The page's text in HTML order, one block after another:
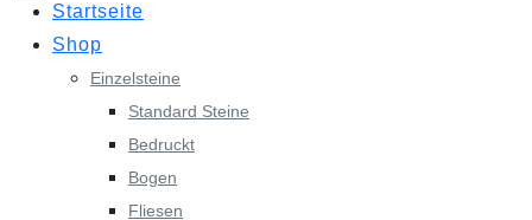
Startseite
Shop
Einzelsteine
Standard Steine
Bedruckt
Bogen
Fliesen